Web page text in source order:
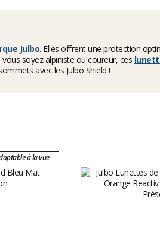
Julbo. Elles offrent une protection
soyez alpiniste ou coureur, ces
avec les Julbo Shield !
à la vue